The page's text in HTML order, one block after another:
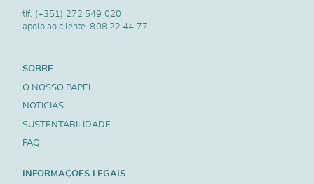
tlf. (+351) 272 549 020
apoio ao cliente.808 22 44 77
SOBRE
O NOSSO PAPEL
NOTICIAS
SUSTENTABILIDADE
FAQ
INFORMAÇÕES LEGAIS